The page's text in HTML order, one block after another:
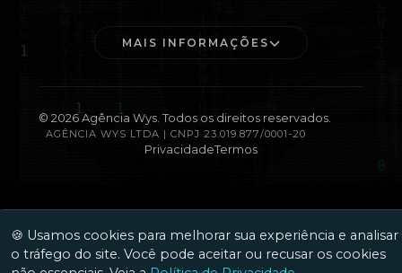
MAIS INFORMAÇÕES
© 2026Agência Wys. Todos os direitos reservados.
AGÊNCIA WYS LTDA | CNPJ 23.019.877/0001-20
PrivacidadeTermos
🍪 Usamos cookies para melhorar sua experiência e analisar
o tráfego do site. Você pode aceitar ou recusar os cookies